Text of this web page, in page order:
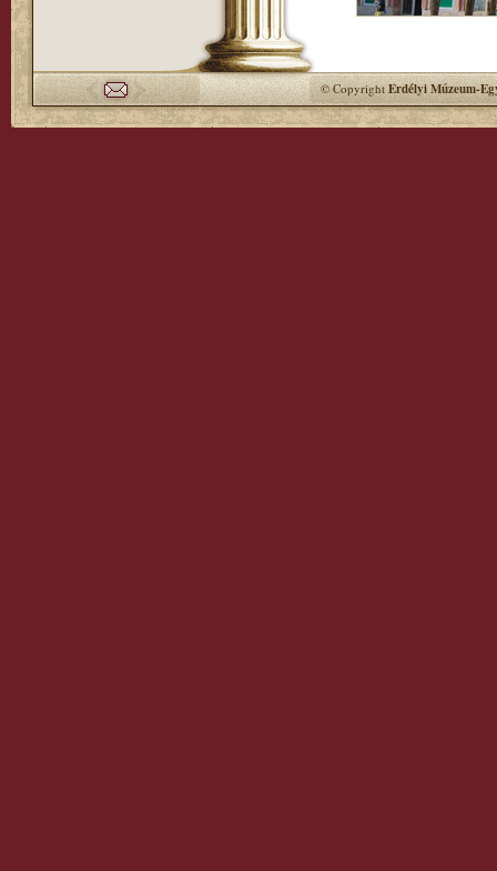
© CopyrightErdélyi Múzeum-